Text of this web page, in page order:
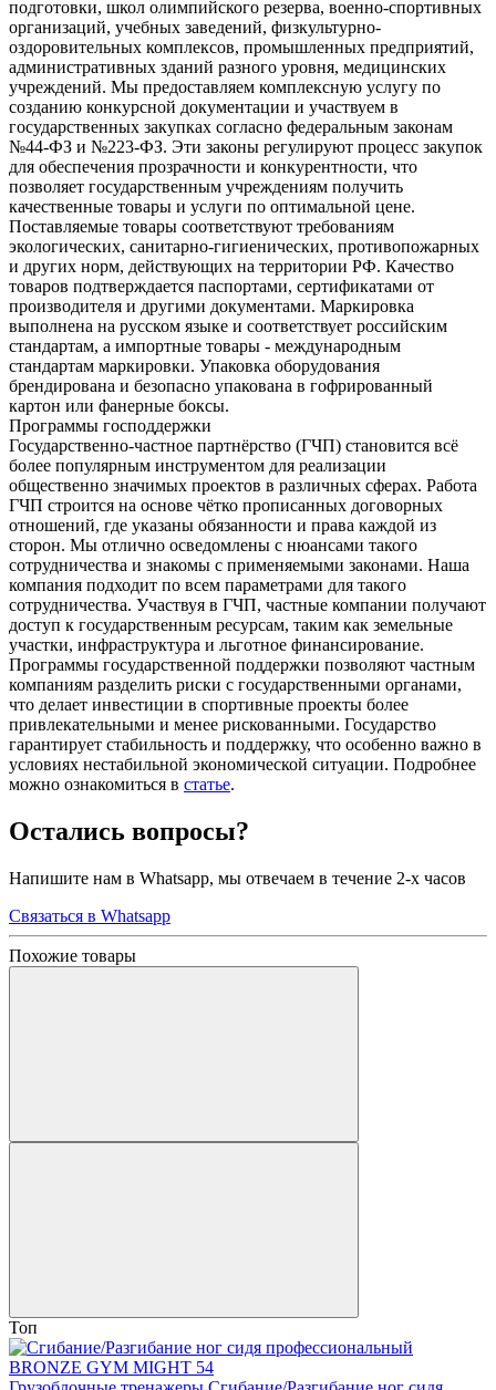
подготовки, школ олимпийского резерва, военно-спортивных
организаций, учебных заведений, физкультурно-
оздоровительных комплексов, промышленных предприятий,
административных зданий разного уровня, медицинских
учреждений. Мы предоставляем комплексную услугу по
созданию конкурсной документации и участвуем в
государственных закупках согласно федеральным законам
№44-ФЗ и №223-ФЗ. Эти законы регулируют процесс закупок
для обеспечения прозрачности и конкурентности, что
позволяет государственным учреждениям получить
качественные товары и услуги по оптимальной цене.
Поставляемые товары соответствуют требованиям
экологических, санитарно-гигиенических, противопожарных
и других норм, действующих на территории РФ. Качество
товаров подтверждается паспортами, сертификатами от
производителя и другими документами. Маркировка
выполнена на русском языке и соответствует российским
стандартам, а импортные товары - международным
стандартам маркировки. Упаковка оборудования
брендирована и безопасно упакована в гофрированный
картон или фанерные боксы.
Программы господдержки
Государственно-частное партнёрство (ГЧП) становится всё
более популярным инструментом для реализации
общественно значимых проектов в различных сферах. Работа
ГЧП строится на основе чётко прописанных договорных
отношений, где указаны обязанности и права каждой из
сторон. Мы отлично осведомлены с нюансами такого
сотрудничества и знакомы с применяемыми законами. Наша
компания подходит по всем параметрами для такого
сотрудничества. Участвуя в ГЧП, частные компании получают
доступ к государственным ресурсам, таким как земельные
участки, инфраструктура и льготное финансирование.
Программы государственной поддержки позволяют частным
компаниям разделить риски с государственными органами,
что делает инвестиции в спортивные проекты более
привлекательными и менее рискованными. Государство
гарантирует стабильность и поддержку, что особенно важно в
условиях нестабильной экономической ситуации. Подробнее
можно ознакомиться в статье.
Остались вопросы?
Напишите нам в Whatsapp, мы отвечаем в течение 2-х часов
Связаться в Whatsapp
Похожие товары
Топ